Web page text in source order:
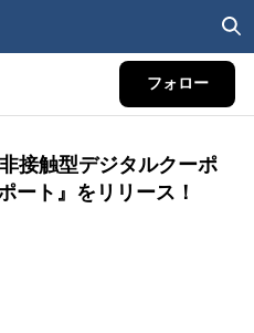
フォロー
接触型デジタルクーポ
ート』をリリース！